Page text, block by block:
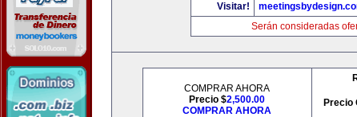
Visitar!
Serán consideradas
COMPRAR AHORA
Precio $2,500.00
COMPRAR AHORA
Precio